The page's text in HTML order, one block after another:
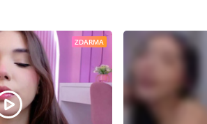
ZDARMA